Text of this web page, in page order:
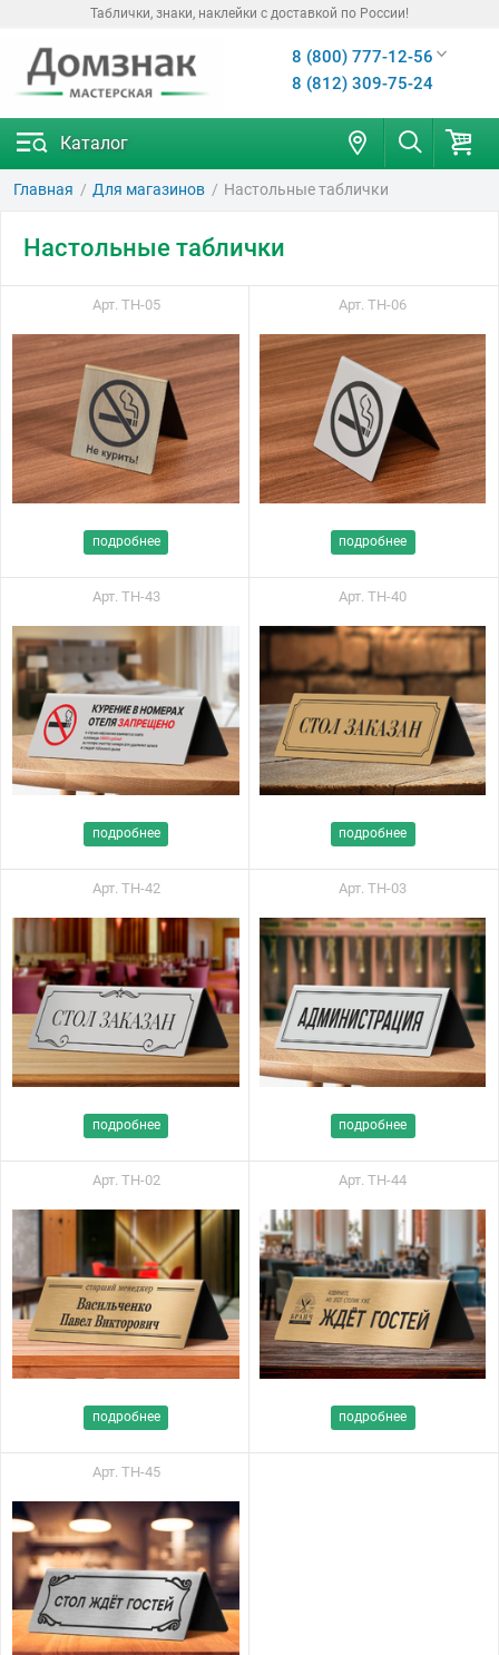
Таблички, знаки, наклейки с доставкой по России!
8 (800) 777-12-56
8 (812) 309-75-24
Каталог
Главная Для магазинов Настольные таблички
Настольные таблички
Арт. ТН-05
подробнее
Арт. ТН-06
подробнее
Арт. ТН-43
подробнее
Арт. ТН-40
подробнее
Арт. ТН-42
подробнее
Арт. ТН-03
подробнее
Арт. ТН-02
подробнее
Арт. ТН-44
подробнее
Арт. ТН-45